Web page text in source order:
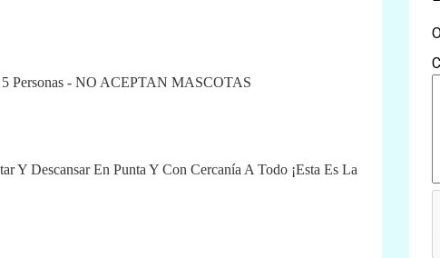
5 Personas - NO ACEPTAN MASCOTAS
Y Descansar En Punta Y Con Cercanía A Todo ¡esta Es La